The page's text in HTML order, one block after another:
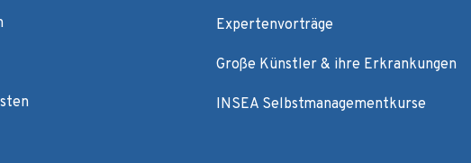
Expertenvorträge
Große Künstler & ihre Erkrankungen
INSEA Selbstmanagementkurse